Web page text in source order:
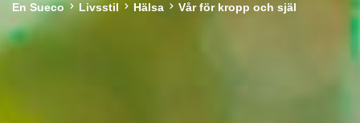
En Sueco Livsstil Hälsa Vår för kropp och själ